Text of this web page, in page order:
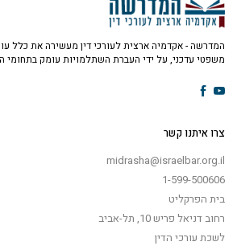
המדרשה - אקדמיה ארצית לעורכי דין מעשירה את כלל
משפטי עדכני, על ידי העברת השתלמויות עומק בתחומי
צרו איתנו קשר
midrasha@israelbar.org.il
1-599-500606
בית הפרקליט
רחוב דניאל פריש 10, תל-אביב
לשכת עורכי הדין